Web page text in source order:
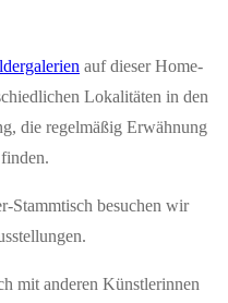
auf die­ser Home­
Loka­li­tä­ten in den
die regel­mä­ßig Erwäh­nung
finden.
Stamm­tisch besu­chen wir
mit ande­ren Künst­le­rin­nen